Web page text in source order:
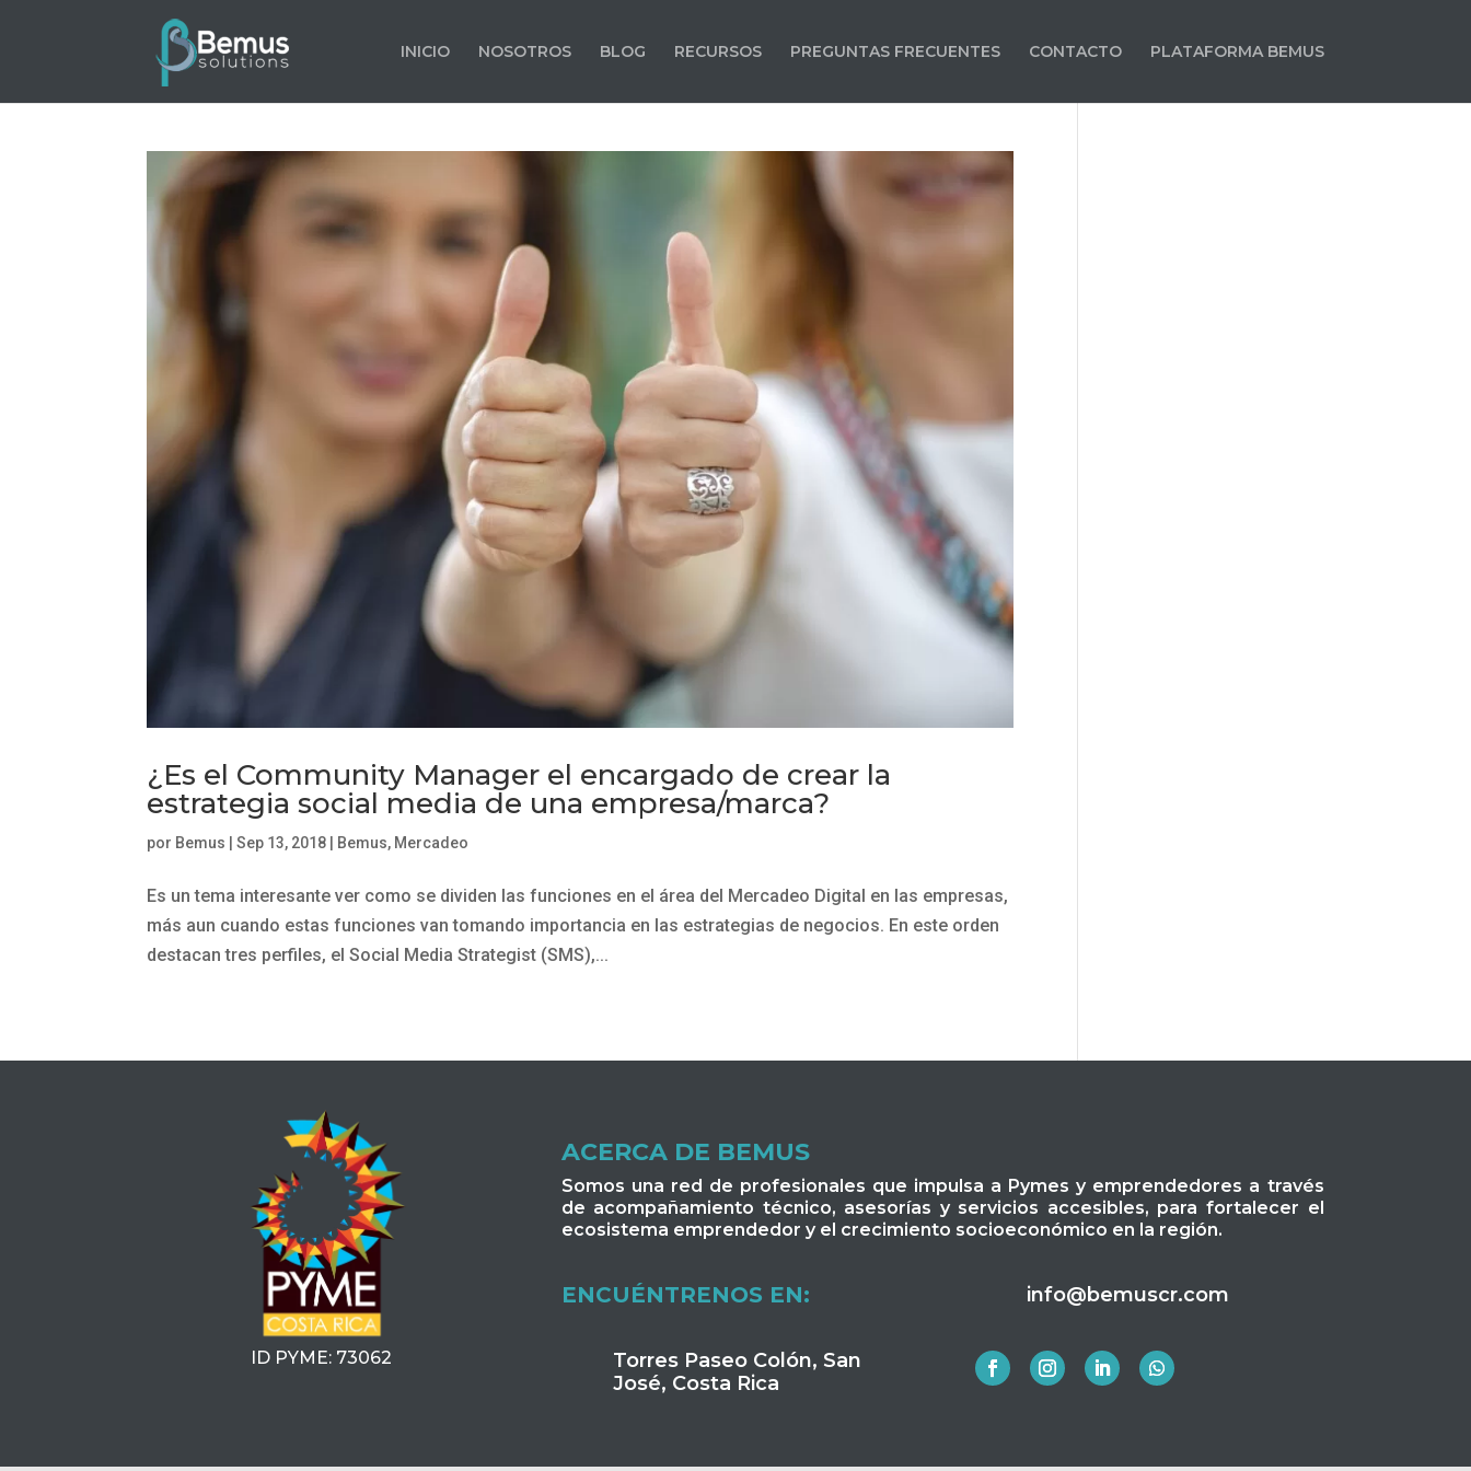
INICIO NOSOTROS BLOG RECURSOS PREGUNTAS FRECUENTES CONTACTO PLATAFORMA BEMUS
¿Es el Community Manager el encargado de crear la
estrategia social media de una empresa/marca?
por Bemus |Sep 13, 2018 Bemus, Mercadeo
Es un tema interesante ver como se dividen las funciones en el área del Mercadeo Digital en las empresas,
más aun cuando estas funciones van tomando importancia en las estrategias de negocios. En este orden
destacan tres perfiles, el Social Media Strategist (SMS),...
ID PYME: 73062
ACERCA DE BEMUS
Somos una red de profesionales que impulsa a Pymes y emprendedores a través
de acompañamiento técnico, asesorías y servicios accesibles, para fortalecer el
ecosistema emprendedor y el crecimiento socioeconómico en la región.
ENCUÉNTRENOS EN:
Torres Paseo Colón, San
José, Costa Rica
info@bemuscr.com